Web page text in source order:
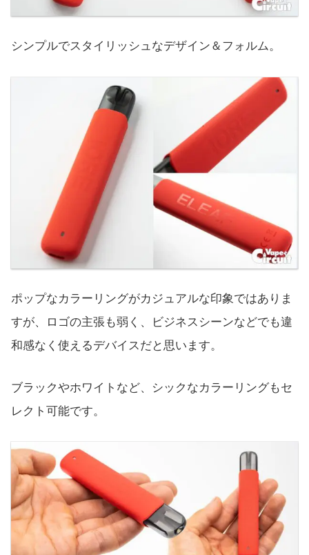
シンプルでスタイリッシュなデザイン＆フォルム。
ポップなカラーリングがカジュアルな印象ではありま
すが、ロゴの主張も弱く、ビジネスシーンなどでも違
和感なく使えるデバイスだと思います。
ブラックやホワイトなど、シックなカラーリングもセ
レクト可能です。